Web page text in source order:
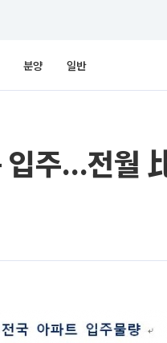
분양 일반
입주…전